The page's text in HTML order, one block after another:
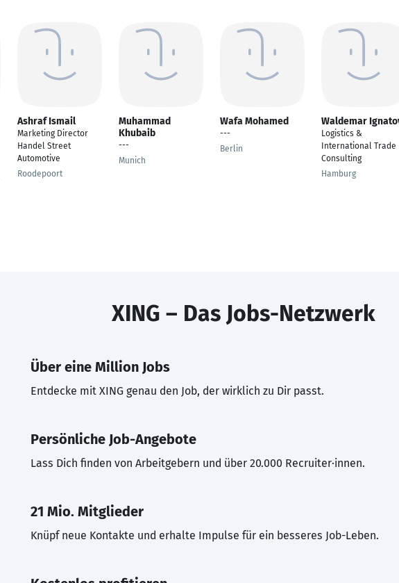
Ashraf Ismail
Marketing Director
Handel Street
Automotive
Roodepoort
Muhammad
Khubaib
---
Munich
Wafa Mohamed
---
Berlin
Waldemar
Logistics &
International Trade
Consulting
Hamburg
XING – Das Jobs-Netzwerk
Über eine Million Jobs
Entdecke mit XING genau den Job, der wirklich zu Dir passt.
Persönliche Job-Angebote
Lass Dich finden von Arbeitgebern und über 20.000 Recruiter·innen.
21 Mio. Mitglieder
Knüpf neue Kontakte und erhalte Impulse für ein besseres Job-Leben.